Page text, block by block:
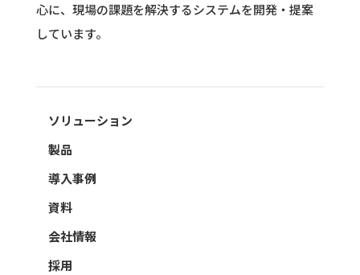
心に、現場の課題を解決するシステムを開発・提案
しています。
ソリューション
製品
導入事例
資料
会社情報
採用